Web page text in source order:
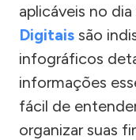
aplicáveis no
Digitais são
infográficos
informações
fácil de
organizar suas